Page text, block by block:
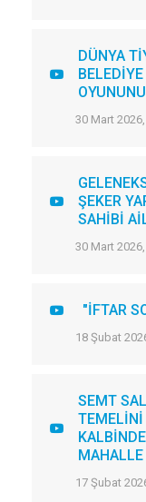
DÜNYA
30 Mart
ŞEKER
SAHİBİ
30 Mart
"İFTAR
18 Şubat
SEMT
TEMELİNİ
MAHALLE
17 Şubat